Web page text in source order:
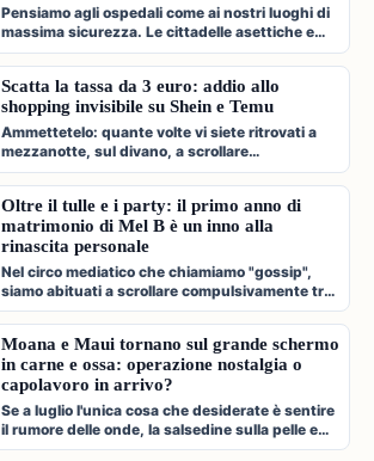
Pensiamo agli ospedali come ai nostri luoghi di
massima sicurezza. Le cittadelle asettiche e
climatizzate dove veniamo c…
Scatta la tassa da 3 euro: addio allo
shopping invisibile su Shein e Temu
Ammettetelo: quante volte vi siete ritrovati a
mezzanotte, sul divano, a scrollare
compulsivamente l'app di Shein, Temu…
Oltre il tulle e i party: il primo anno di
matrimonio di Mel B è un inno alla
rinascita personale
Nel circo mediatico che chiamiamo "gossip",
siamo abituati a scrollare compulsivamente tra
paparazzate fugaci, divorzi a…
Moana e Maui tornano sul grande schermo
in carne e ossa: operazione nostalgia o
capolavoro in arrivo?
Se a luglio l'unica cosa che desiderate è sentire
il rumore delle onde, la salsedine sulla pelle e
cantare a squarciagol…